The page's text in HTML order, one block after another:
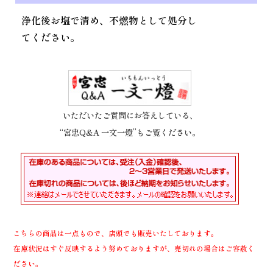
浄化後お塩で清め、不燃物として処分し
てください。
いただいたご質問にお答えしている、
“宮忠Q&A 一文一燈”もご覧ください。
こちらの商品は一点もので、店頭でも販売いたしております。
在庫状況はすぐ反映するよう努めておりますが、売切れの場合はご容赦く
ださい。